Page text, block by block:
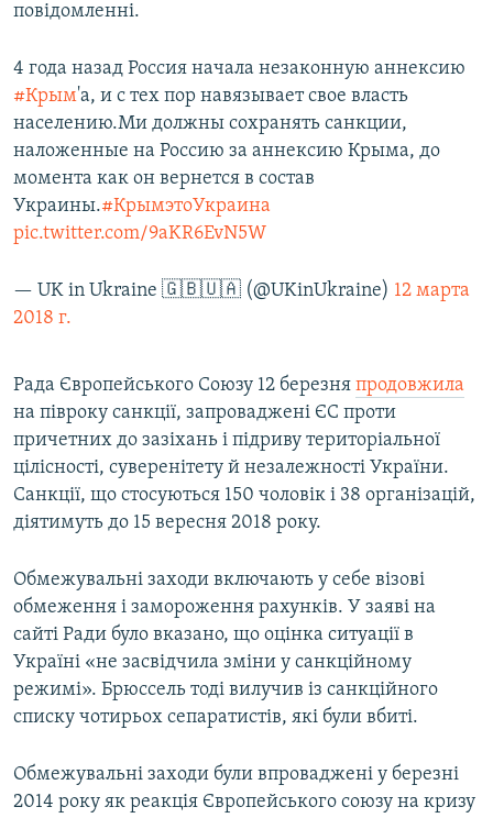
повідомленні.
4 года назад Россия начала незаконную аннексию
#Крым'а, и с тех пор навязывает свое власть
населению.Ми должны сохранять санкции,
наложенные на Россию за аннексию Крыма, до
момента как он вернется в состав
Украины.#КрымэтоУкраина
pic.twitter.com/9aKR6EvN5W
— UK in Ukraine 🇬🇧🇺🇦 (@UKinUkraine) 12 марта
2018 г.
Рада Європейського Союзу 12 березня продовжила
на півроку санкції, запроваджені ЄС проти
причетних до зазіхань і підриву територіальної
цілісності, суверенітету й незалежності України.
Санкції, що стосуються 150 чоловік і 38 організацій,
діятимуть до 15 вересня 2018 року.
Обмежувальні заходи включають у себе візові
обмеження і замороження рахунків. У заяві на
сайті Ради було вказано, що оцінка ситуації в
Україні «не засвідчила зміни у санкційному
режимі». Брюссель тоді вилучив із санкційного
списку чотирьох сепаратистів, які були вбиті.
Обмежувальні заходи були впроваджені у березні
2014 року як реакція Європейського союзу на кризу